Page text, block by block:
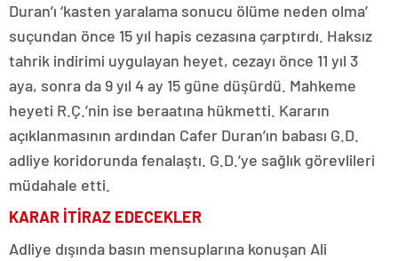
Duran’ı ‘kasten yaralama sonucu ölüme neden olma’
suçundan önce 15 yıl hapis cezasına çarptırdı. Haksız
tahrik indirimi uygulayan heyet, cezayı önce 11 yıl 3
aya, sonra da 9 yıl 4 ay 15 güne düşürdü. Mahkeme
heyeti R.Ç.’nin ise beraatına hükmetti. Kararın
açıklanmasının ardından Cafer Duran’ın babası G.D.
adliye koridorunda fenalaştı. G.D.’ye sağlık görevlileri
müdahale etti.
KARAR İTİRAZ EDECEKLER
Adliye dışında basın mensuplarına konuşan Ali